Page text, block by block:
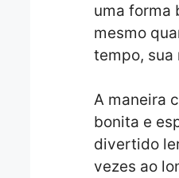
uma forma
mesmo
tempo, sua
A maneira
bonita e
divertido
vezes ao